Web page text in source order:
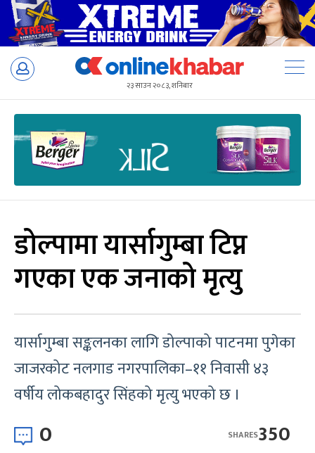
Skip
२३ साउन २०८३, शनिबार
डोल्पामा यार्सागुम्बा टिप्न
गएका एक जनाको मृत्यु
यार्सागुम्बा सङ्कलनका लागि डोल्पाको पाटनमा पुगेका
जाजरकोट नलगाड नगरपालिका–११ निवासी ४३
वर्षीय लोकबहादुर सिंहको मृत्यु भएको छ ।
0 350
SHARES